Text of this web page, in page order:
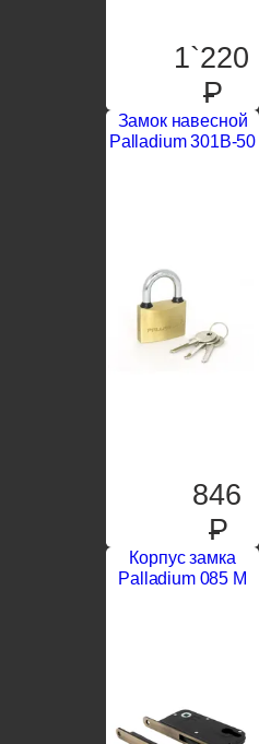
1`220
P
Замок навесной
Palladium 301B-50
846
P
Корпус замка
Palladium 085 M